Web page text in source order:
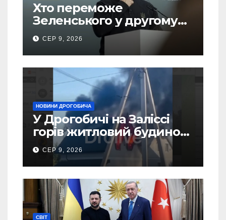
Хто переможе
Зеленського у другому
турі виборів президента
України – новий рейтинг
SOCIS
СЕР 9, 2026
НОВИНИ ДРОГОБИЧА
У Дрогобичі на Заліссі
горів житловий будинок
(Відео)
СЕР 9, 2026
СВІТ